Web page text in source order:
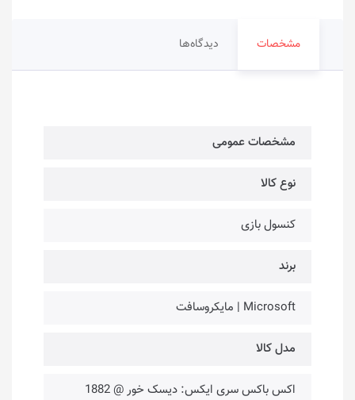
مشخصات دیدگاه‌ها
مشخصات عمومی
نوع کالا
کنسول بازی
برند
Microsoft | مایکروسافت
مدل کالا
اکس باکس سری ایکس: دیسک خور @ 1882